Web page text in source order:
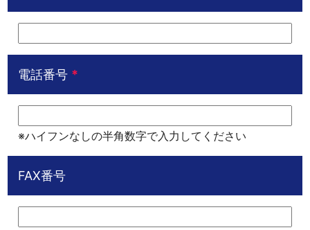
電話番号 *
※ハイフンなしの半角数字で入力してください
FAX番号